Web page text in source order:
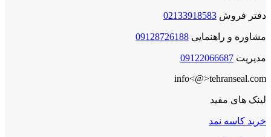
دفتر فروش 02133918583
مشاوره و راهنمایی 09128726188
مدیریت 09122066687
info<@>tehranseal.com
لینک های مفید
خرید کاسه نمد